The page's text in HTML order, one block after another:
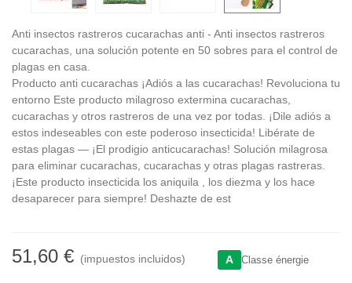
Anti insectos rastreros cucarachas anti - Anti insectos rastreros
cucarachas, una solución potente en 50 sobres para el control de
plagas en casa.
Producto anti cucarachas ¡Adiós a las cucarachas! Revoluciona tu
entorno Este producto milagroso extermina cucarachas,
cucarachas y otros rastreros de una vez por todas. ¡Dile adiós a
estos indeseables con este poderoso insecticida! Libérate de
estas plagas — ¡El prodigio anticucarachas! Solución milagrosa
para eliminar cucarachas, cucarachas y otras plagas rastreras.
¡Este producto insecticida los aniquila , los diezma y los hace
desaparecer para siempre! Deshazte de est
51,60 € (impuestos incluidos) A Classe énergie